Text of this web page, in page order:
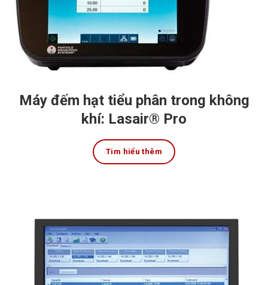
Máy đếm hạt tiểu phân trong không
khí: Lasair® Pro
Tim hiểu thêm